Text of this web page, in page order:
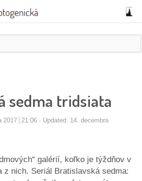
sedma tridsiata
2017 21:06
Updated: 14. decembra
galérií, koľko je týždňov v
z nich. Seriál Bratislavská sedma: